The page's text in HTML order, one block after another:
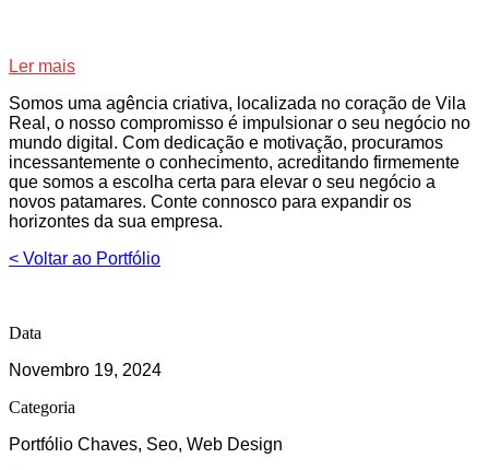
Ler mais
Somos uma agência criativa, localizada no coração de Vila
Real, o nosso compromisso é impulsionar o seu negócio no
mundo digital. Com dedicação e motivação, procuramos
incessantemente o conhecimento, acreditando firmemente
que somos a escolha certa para elevar o seu negócio a
novos patamares. Conte connosco para expandir os
horizontes da sua empresa.
< Voltar ao Portfólio
Data
Novembro 19, 2024
Categoria
Portfólio Chaves, Seo, Web Design